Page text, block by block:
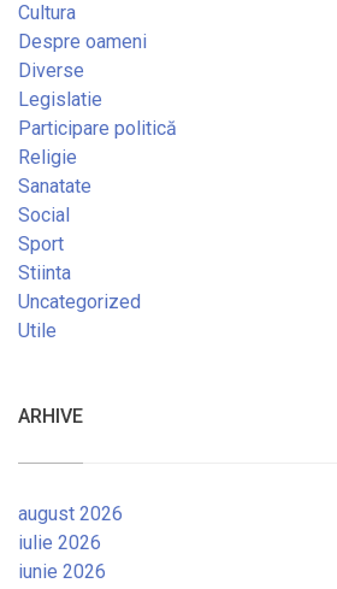
Cultura
Despre oameni
Diverse
Legislatie
Participare politică
Religie
Sanatate
Social
Sport
Stiinta
Uncategorized
Utile
ARHIVE
august 2026
iulie 2026
iunie 2026